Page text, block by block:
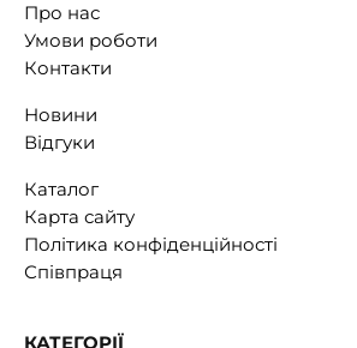
Про нас
Умови роботи
Контакти
Новини
Відгуки
Каталог
Карта сайту
Політика конфіденційності
Співпраця
КАТЕГОРІЇ